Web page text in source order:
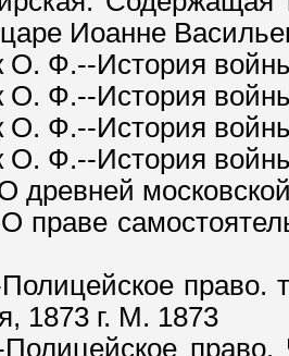
Иоанне
О. Ф.--История
О. Ф.--История
О. Ф.--История
О. Ф.--История
праве
право.
1873 г. М. 1873
право.